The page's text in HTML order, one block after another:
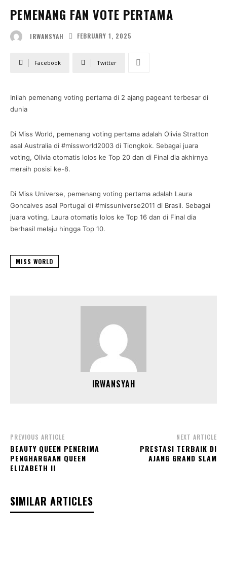
PEMENANG FAN VOTE PERTAMA
IRWANSYAH FEBRUARY 1, 2025
Facebook Twitter
Inilah pemenang voting pertama di 2 ajang pageant terbesar di
dunia
Di Miss World, pemenang voting pertama adalah Olivia Stratton
asal Australia di #missworld2003 di Tiongkok. Sebagai juara
voting, Olivia otomatis lolos ke Top 20 dan di Final dia akhirnya
meraih posisi ke-8.
Di Miss Universe, pemenang voting pertama adalah Laura
Goncalves asal Portugal di #missuniverse2011 di Brasil. Sebagai
juara voting, Laura otomatis lolos ke Top 16 dan di Final dia
berhasil melaju hingga Top 10.
MISS WORLD
IRWANSYAH
PREVIOUS ARTICLE
BEAUTY QUEEN PENERIMA
PENGHARGAAN QUEEN
ELIZABETH II
NEXT ARTICLE
PRESTASI TERBAIK DI
AJANG GRAND SLAM
SIMILAR ARTICLES